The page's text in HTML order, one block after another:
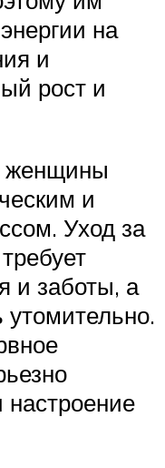
на
и
рост и
женщины
и
Уход за
и заботы, а
настроение